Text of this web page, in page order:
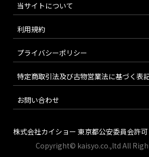
当サイトについて
利用規約
プライバシーポリシー
特定商取引法及び古物営業法に基づく表
お問い合わせ
株式会社カイショー 東京都公安委員会許
Copyright© kaisyo.co.,ltd All